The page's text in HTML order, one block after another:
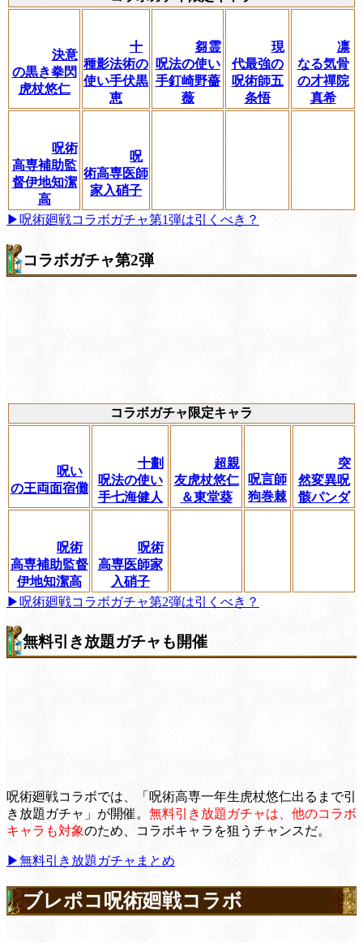
決意
の黒き拳閃
虎杖悠仁
十
種影法術の
使い手伏黒
恵
芻霊
呪法の使い
手釘崎野薔
薇
現
代最強の
呪術師五
条悟
凛
なる気骨
の才禪院
真希
呪術
高専補助監
督伊地知潔
高
呪
術高専医師
家入硝子
▶呪術廻戦コラボガチャ第1弾は引くべき？
コラボガチャ第2弾
コラボガチャ限定キャラ
呪い
の王両面宿儺
十劃
呪法の使い
手七海健人
超親
友虎杖悠仁
＆東堂葵
呪言師
狗巻棘
突
然変異呪
骸パンダ
呪術
高専補助監督
伊地知潔高
呪術
高専医師家
入硝子
▶︎呪術廻戦コラボガチャ第2弾は引くべき？
無料引き放題ガチャも開催
呪術廻戦コラボでは、「呪術高専一年生虎杖悠仁出るまで引
き放題ガチャ」が開催。 無料引き放題ガチャは、他のコラボ
キャラも対象のため、コラボキャラを狙うチャンスだ。
▶︎無料引き放題ガチャまとめ
ブレポコ呪術廻戦コラボ